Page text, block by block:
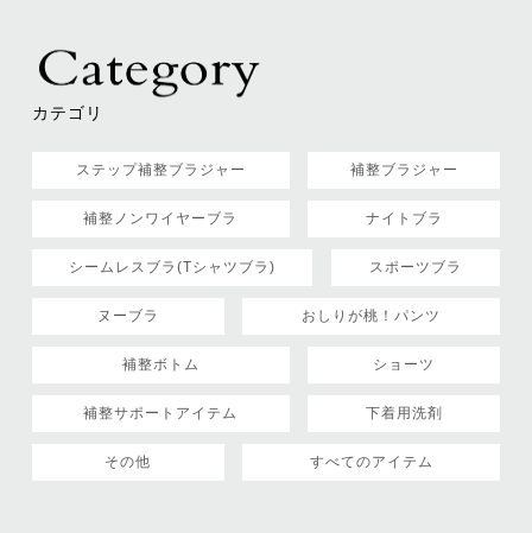
カテゴリ
ステップ補整ブラジャー 補整ブラジャー
補整ノンワイヤーブラ ナイトブラ
シームレスブラ(Tシャツブラ) スポーツブラ
ヌーブラ おしりが桃！パンツ
補整ボトム ショーツ
補整サポートアイテム 下着用洗剤
その他 すべてのアイテム